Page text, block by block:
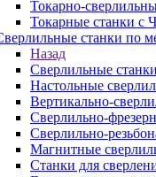
Токарно-
Токарные станки с
станки по
Назад
Сверлильные
Настольные
Вертикально-
Сверлильно-
Сверлильно-
Магнитные
Станки для